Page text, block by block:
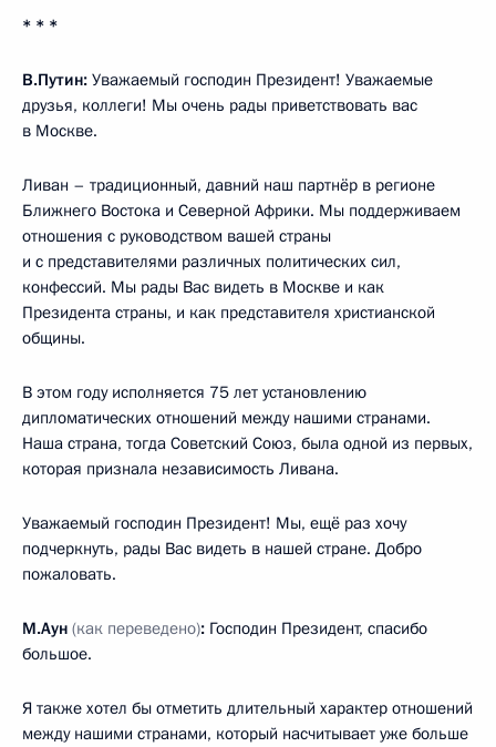
* * *
В.Путин: Уважаемый господин Президент! Уважаемые
друзья, коллеги! Мы очень рады приветствовать вас
в Москве.
Ливан – традиционный, давний наш партнёр в регионе
Ближнего Востока и Северной Африки. Мы поддерживаем
отношения с руководством вашей страны
и с представителями различных политических сил,
конфессий. Мы рады Вас видеть в Москве и как
Президента страны, и как представителя христианской
общины.
В этом году исполняется 75 лет установлению
дипломатических отношений между нашими странами.
Наша страна, тогда Советский Союз, была одной из первых,
которая признала независимость Ливана.
Уважаемый господин Президент! Мы, ещё раз хочу
подчеркнуть, рады Вас видеть в нашей стране. Добро
пожаловать.
М.Аун (как переведено): Господин Президент, спасибо
большое.
Я также хотел бы отметить длительный характер отношений
между нашими странами, который насчитывает уже больше